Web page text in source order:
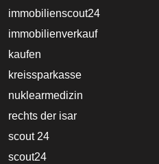
immobilienscout24
immobilienverkauf
kaufen
kreissparkasse
nuklearmedizin
rechts der isar
scout 24
scout24